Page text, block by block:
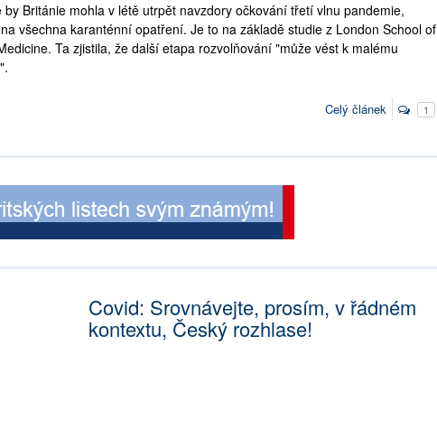
Británie mohla v létě utrpět navzdory očkování třetí vlnu pandemie,
všechna karanténní opatření. Je to na základě studie z London School of
Ta zjistila, že další etapa rozvolňování "může vést k malému
Celý článek 1
Covid: Srovnávejte, prosím, v řádném
kontextu, Český rozhlase!